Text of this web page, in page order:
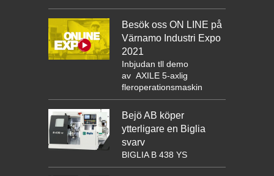
Besök oss ON LINE på
Värnamo Industri Expo
2021
Inbjudan tll demo
av AXILE 5-axlig
fleroperationsmaskin
Bejö AB köper
ytterligare en Biglia
svarv
BIGLIA B 438 YS